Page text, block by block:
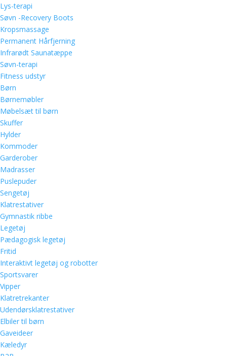
Lys-terapi
Søvn -Recovery Boots
Kropsmassage
Permanent Hårfjerning
Infrarødt Saunatæppe
Søvn-terapi
Fitness udstyr
Børn
Børnemøbler
Møbelsæt til børn
Skuffer
Hylder
Kommoder
Garderober
Madrasser
Puslepuder
Sengetøj
Klatrestativer
Gymnastik ribbe
Legetøj
Pædagogisk legetøj
Fritid
Interaktivt legetøj og robotter
Sportsvarer
Vipper
Klatretrekanter
Udendørsklatrestativer
Elbiler til børn
Gaveideer
Kæledyr